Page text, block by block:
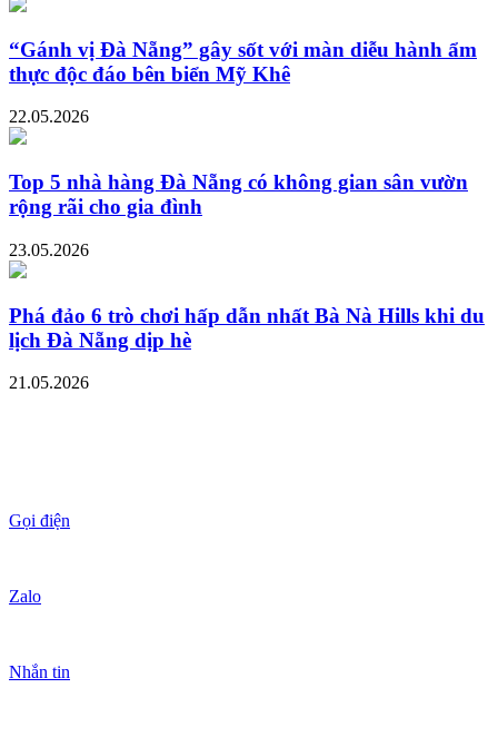
“Gánh vị Đà Nẵng” gây sốt với màn diễu hành ẩm
thực độc đáo bên biển Mỹ Khê
22.05.2026
Top 5 nhà hàng Đà Nẵng có không gian sân vườn
rộng rãi cho gia đình
23.05.2026
Phá đảo 6 trò chơi hấp dẫn nhất Bà Nà Hills khi du
lịch Đà Nẵng dịp hè
21.05.2026
Gọi điện
Zalo
Nhắn tin